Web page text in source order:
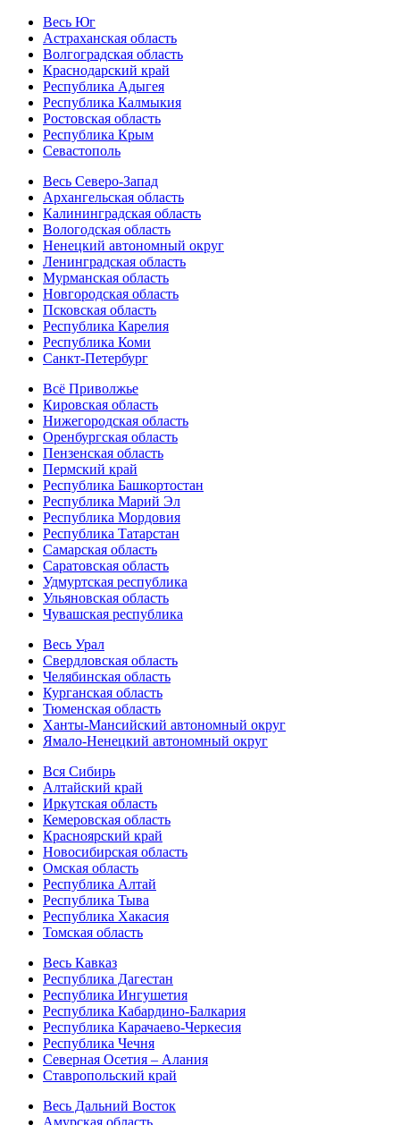
Весь Юг
Астраханская область
Волгоградская область
Краснодарский край
Республика Адыгея
Республика Калмыкия
Ростовская область
Республика Крым
Севастополь
Весь Северо-Запад
Архангельская область
Калининградская область
Вологодская область
Ненецкий автономный округ
Ленинградская область
Мурманская область
Новгородская область
Псковская область
Республика Карелия
Республика Коми
Санкт-Петербург
Всё Приволжье
Кировская область
Нижегородская область
Оренбургская область
Пензенская область
Пермский край
Республика Башкортостан
Республика Марий Эл
Республика Мордовия
Республика Татарстан
Самарская область
Саратовская область
Удмуртская республика
Ульяновская область
Чувашская республика
Весь Урал
Свердловская область
Челябинская область
Курганская область
Тюменская область
Ханты-Мансийский автономный округ
Ямало-Ненецкий автономный округ
Вся Сибирь
Алтайский край
Иркутская область
Кемеровская область
Красноярский край
Новосибирская область
Омская область
Республика Алтай
Республика Тыва
Республика Хакасия
Томская область
Весь Кавказ
Республика Дагестан
Республика Ингушетия
Республика Кабардино-Балкария
Республика Карачаево-Черкесия
Республика Чечня
Северная Осетия – Алания
Ставропольский край
Весь Дальний Восток
Амурская область